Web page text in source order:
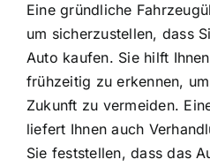
Eine gründliche
um sicherzustellen, dass
Auto kaufen. Sie hilft
frühzeitig zu erkennen,
Zukunft zu vermeiden.
liefert Ihnen auch
Sie feststellen, dass das